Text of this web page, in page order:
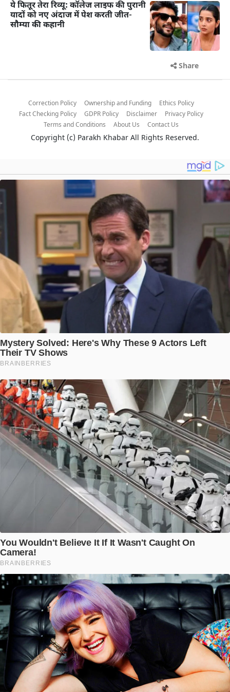
ये फितूर तेरा रिव्यू: कॉलेज लाइफ की पुरानी
यादों को नए अंदाज में पेश करती जीत-
सौम्या की कहानी
Share
Correction Policy Ownership and Funding
Ethics Policy
Fact Checking Policy
GDPR Policy Disclaimer
Privacy Policy
Terms and Conditions
About Us Contact Us
Copyright (c) Parakh Khabar All Rights Reserved.